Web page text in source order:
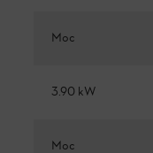
Moc
3.90 kW
Moc